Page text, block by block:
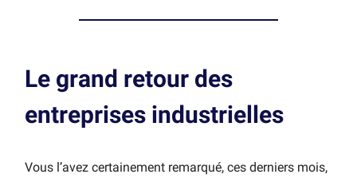
Le grand retour des
entreprises industrielles
Vous l’avez certainement remarqué, ces derniers mois,